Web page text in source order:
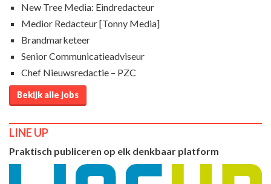
New Tree Media: Eindredacteur
Medior Redacteur [Tonny Media]
Brandmarketeer
Senior Communicatieadviseur
Chef Nieuwsredactie – PZC
Bekijk alle jobs
LINE UP
Praktisch publiceren op elk denkbaar platform